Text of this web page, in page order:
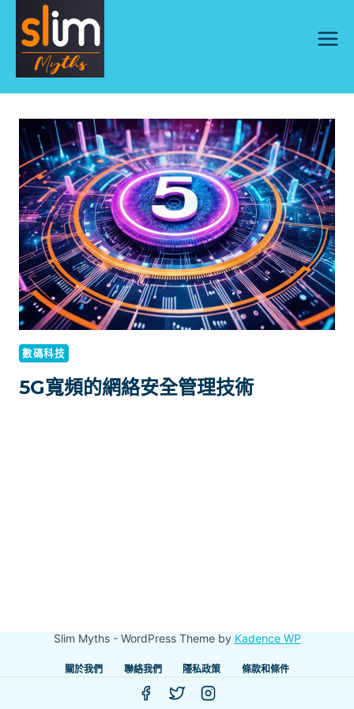
content
數碼科技
5G寬頻的網絡安全管理技術
Slim Myths - WordPress Theme by Kadence WP
關於我們 聯絡我們 隱私政策 條款和條件